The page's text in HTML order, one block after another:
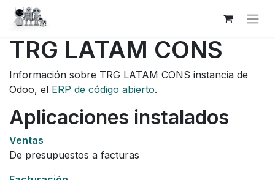
TRG LATAM CONS
Información sobre TRG LATAM CONS instancia de
Odoo, el ERP de código abierto.
Aplicaciones instalados
Ventas
De presupuestos a facturas